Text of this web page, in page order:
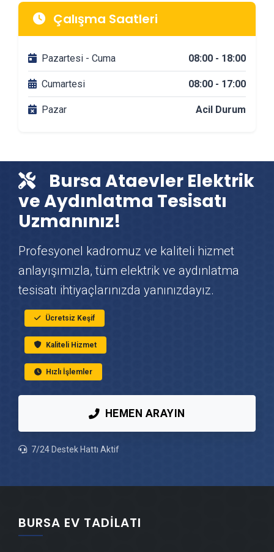
Ataevler Banyo Tadilatı
Ataevler DuşaKabin Montajı
Ataevler Vinç Kiralama
Ataevler Mutfak Tadilatı
Ataevler Çatı Ustası
Ataevler Fayans & Seramik Ustası
Ataevler Prefabrik Ev Yapımı
Ataevler Ahşap Ev Yapımı
Ataevler Peyzaj Hizmetleri
Ataevler Mantolama Ustası
Ataevler Alçıpan Ustası
Çalışma Saatleri
Pazartesi - Cuma 08:00 - 18:00
Cumartesi 08:00 - 17:00
Pazar Acil Durum
Bursa Ataevler Elektrik
ve Aydınlatma Tesisatı
Uzmanınız!
Profesyonel kadromuz ve kaliteli hizmet
anlayışımızla, tüm elektrik ve aydınlatma
tesisatı ihtiyaçlarınızda yanınızdayız.
Ücretsiz Keşif
Kaliteli Hizmet
Hızlı İşlemler
HEMEN ARAYIN
7/24 Destek Hattı Aktif
BURSA EV TADILATI